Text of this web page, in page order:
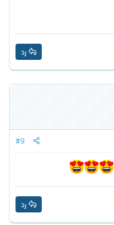
رد
#9
رد